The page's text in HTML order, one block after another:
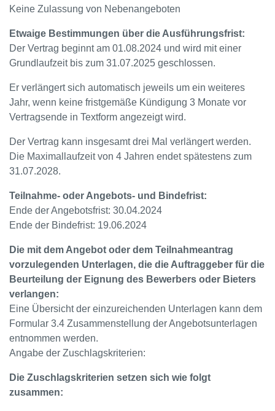
Keine Zulassung von Nebenangeboten
Etwaige Bestimmungen über die Ausführungsfrist:
Der Vertrag beginnt am 01.08.2024 und wird mit einer
Grundlaufzeit bis zum 31.07.2025 geschlossen.
Er verlängert sich automatisch jeweils um ein weiteres
Jahr, wenn keine fristgemäße Kündigung 3 Monate vor
Vertragsende in Textform angezeigt wird.
Der Vertrag kann insgesamt drei Mal verlängert werden.
Die Maximallaufzeit von 4 Jahren endet spätestens zum
31.07.2028.
Teilnahme- oder Angebots- und Bindefrist:
Ende der Angebotsfrist: 30.04.2024
Ende der Bindefrist: 19.06.2024
Die mit dem Angebot oder dem Teilnahmeantrag
vorzulegenden Unterlagen, die die Auftraggeber für die
Beurteilung der Eignung des Bewerbers oder Bieters
verlangen:
Eine Übersicht der einzureichenden Unterlagen kann dem
Formular 3.4 Zusammenstellung der Angebotsunterlagen
entnommen werden.
Angabe der Zuschlagskriterien:
Die Zuschlagskriterien setzen sich wie folgt
zusammen: